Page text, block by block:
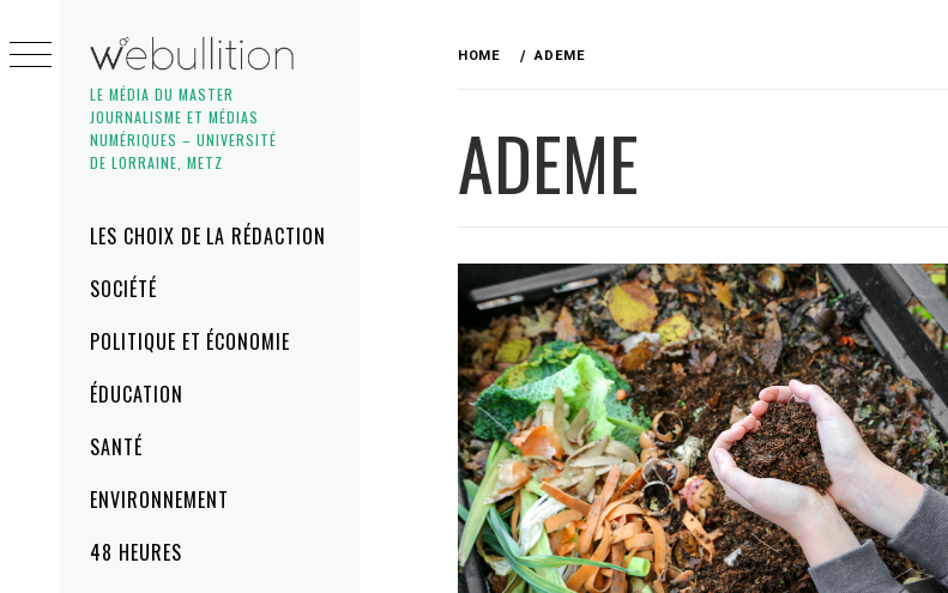
LE MÉDIA DU MASTER
JOURNALISME ET MÉDIAS
NUMÉRIQUES – UNIVERSITÉ
DE LORRAINE, METZ
MenuLES CHOIX DE LA RÉDACTION
SOCIÉTÉ
POLITIQUE ET ÉCONOMIE
ÉDUCATION
SANTÉ
ENVIRONNEMENT
48 HEURES
to
content
HOME ADEME
ADEME